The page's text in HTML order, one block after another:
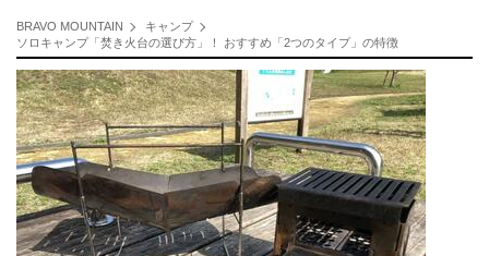
BRAVO MOUNTAIN
キャンプ
ソロキャンプ「焚き火台の選び方」！ おすすめ「2つのタイプ」の特徴